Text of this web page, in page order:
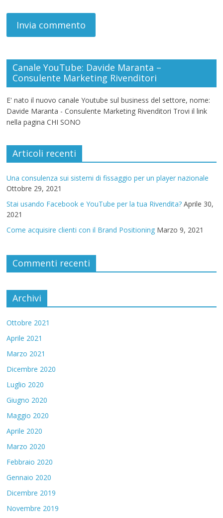
Canale YouTube: Davide Maranta –
Consulente Marketing Rivenditori
E' nato il nuovo canale Youtube sul business del settore, nome:
Davide Maranta - Consulente Marketing Rivenditori Trovi il link
nella pagina CHI SONO
Articoli recenti
Una consulenza sui sistemi di fissaggio per un player nazionale
Ottobre 29, 2021
Stai usando Facebook e YouTube per la tua Rivendita? Aprile 30,
2021
Come acquisire clienti con il Brand Positioning Marzo 9, 2021
Commenti recenti
Archivi
Ottobre 2021
Aprile 2021
Marzo 2021
Dicembre 2020
Luglio 2020
Giugno 2020
Maggio 2020
Aprile 2020
Marzo 2020
Febbraio 2020
Gennaio 2020
Dicembre 2019
Novembre 2019